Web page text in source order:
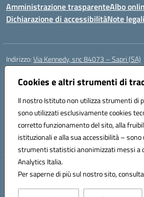
Cookies e altri strumenti di
Il nostro Istituto non utilizza strumenti di
sono utilizzati esclusivamente cookies
corretto funzionamento del sito, alla
istituzionali e alla sua accessibilità –
strumenti statistici anonimizzati messi a
Analytics Italia.
Per saperne di più sul nostro sito,
Amministrazione trasparenteAlbo
Dichiarazione di accessibilitàNote legali
Indirizzo:Via Kennedy, snc 84073 – Sapri (SA)
Centralino:
Posta elettronica certificata (PEC):
Codice fiscale: 84002700650
Codice meccanografico:SAIC878008
Codice Indice delle Pubbliche Amministrazioni
Codice unico di fatturazione (CUF): UFYPHY
Hosting & Powered by 3D
Concept & Design by